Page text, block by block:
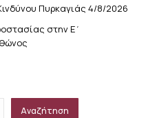
Πυρκαγιάς 4/8/2026
στην Ε΄
Αναζήτηση